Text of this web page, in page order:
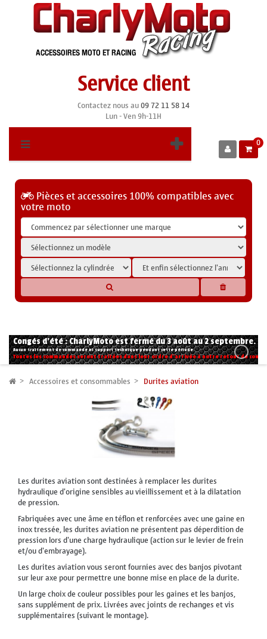
Service client
Contactez nous au09 72 11 58 14
Lun - Ven 9h-11H
0
Pièces et accessoires 100% compatibles avec
votre moto
Congés d'été : CharlyMoto est fermé du 3 août au 2 septembre.
Aucun traitement de commande ni support technique pendant cette période.
Toutes les commandes seront traitées dans leur ordre d'arrivée à notre retour de
Accessoires et consommables Durites aviation
Les durites aviation sont destinées à remplacer les durites
hydraulique d'origine sensibles au vieillissement et à la dilatation
de pression.
Fabriquées avec une âme en téflon et renforcées avec une gaine en
inox tressée, les durites aviation ne présentent pas déperdition de
pression lors d'une charge hydraulique (action sur le levier de frein
et/ou d'embrayage).
Les durites aviation vous seront fournies avec des banjos pivotant
sur leur axe pour permettre une bonne mise en place de la durite.
Un large choix de couleur possibles pour les gaines et les banjos,
sans supplément de prix. Livrées avec joints de rechanges et vis
supplémentaires (suivant le montage).